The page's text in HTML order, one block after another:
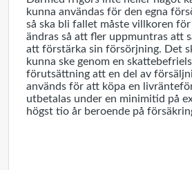
kunna användas för den egna
så ska bli fallet måste villkoren
ändras så att fler uppmuntras att
att förstärka sin försörjning. Det
kunna ske genom en
förutsättning att en del av
används för att köpa en
utbetalas under en minimitid på
högst tio år beroende på